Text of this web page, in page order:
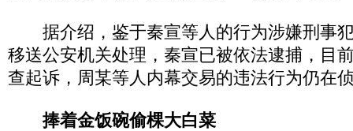
据介绍，鉴于秦宣等人的行为涉嫌刑事
移送公安机关处理，秦宣已被依法逮捕，目
查起诉，周某等人内幕交易的违法行为仍在
捧着金饭碗偷棵大白菜